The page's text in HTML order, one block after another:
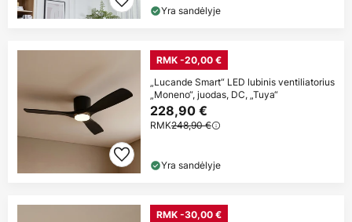
Yra sandėlyje
RMK -20,00 €
„Lucande Smart“ LED lubinis ventiliatorius
„Moneno“, juodas, DC, „Tuya“
228,90 €
RMK248,90 €
Yra sandėlyje
RMK -30,00 €